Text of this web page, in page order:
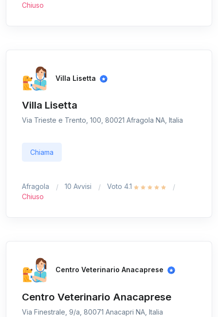
Chiuso
Villa Lisetta
Villa Lisetta
Via Trieste e Trento, 100, 80021 Afragola NA, Italia
Chiama
Afragola 10 Avvisi
Voto 4.1
Chiuso
Centro Veterinario Anacaprese
Centro Veterinario Anacaprese
Via Finestrale, 9/a, 80071 Anacapri NA, Italia